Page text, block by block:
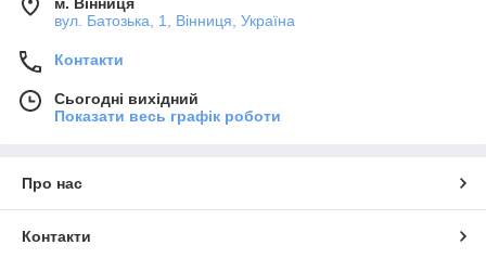
вул. Батозька, 1, Вінниця, Україна
Контакти
Сьогодні вихідний
Показати весь графік роботи
Про нас
Контакти